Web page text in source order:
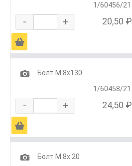
1/60456/21
- + 20,50 ₽
Ä
1
Болт М 8х130
1/60458/21
- + 24,50 ₽
Ä
1
Болт М 8х 20